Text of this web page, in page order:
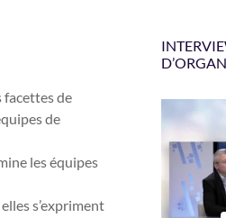
facettes de
de
les équipes
s’expriment